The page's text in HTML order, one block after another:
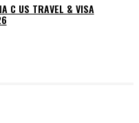
С US TRAVEL & VISA